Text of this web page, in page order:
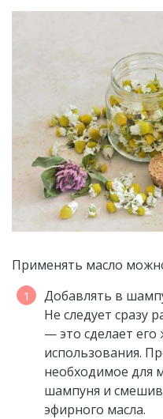
Применять масло
Добавлять в
Не следует сразу
— это сделает
использования.
необходимое для
шампуня и
эфирного масла.